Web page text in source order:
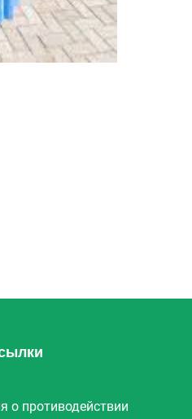
о противодействии